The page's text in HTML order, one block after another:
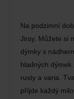
Na podzimní
Jirsy. Můžete si
dýmky s
hladných
rusty a varia.
příjde každý